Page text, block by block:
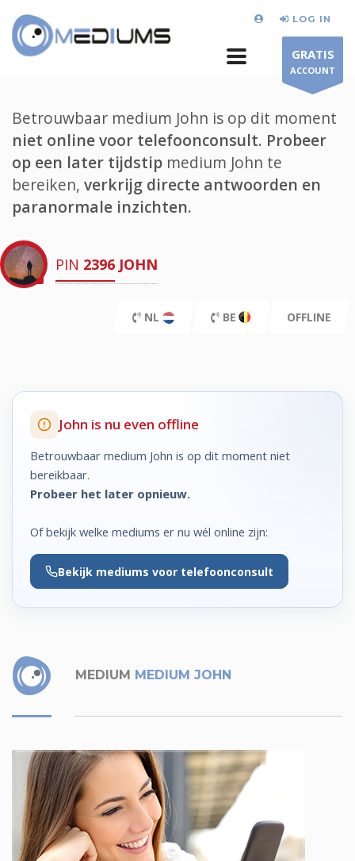
LOG IN
GRATIS
ACCOUNT
Betrouwbaar medium John is op dit moment
niet online voor telefoonconsult. Probeer
op een later tijdstip medium John te
bereiken, verkrijg directe antwoorden en
paranormale inzichten.
PIN 2396 JOHN
NL BE OFFLINE
John is nu even offline
Betrouwbaar medium John is op dit moment niet
bereikbaar.
Probeer het later opnieuw.
Of bekijk welke mediums er nu wél online zijn:
Bekijk mediums voor telefoonconsult
MEDIUM MEDIUM JOHN